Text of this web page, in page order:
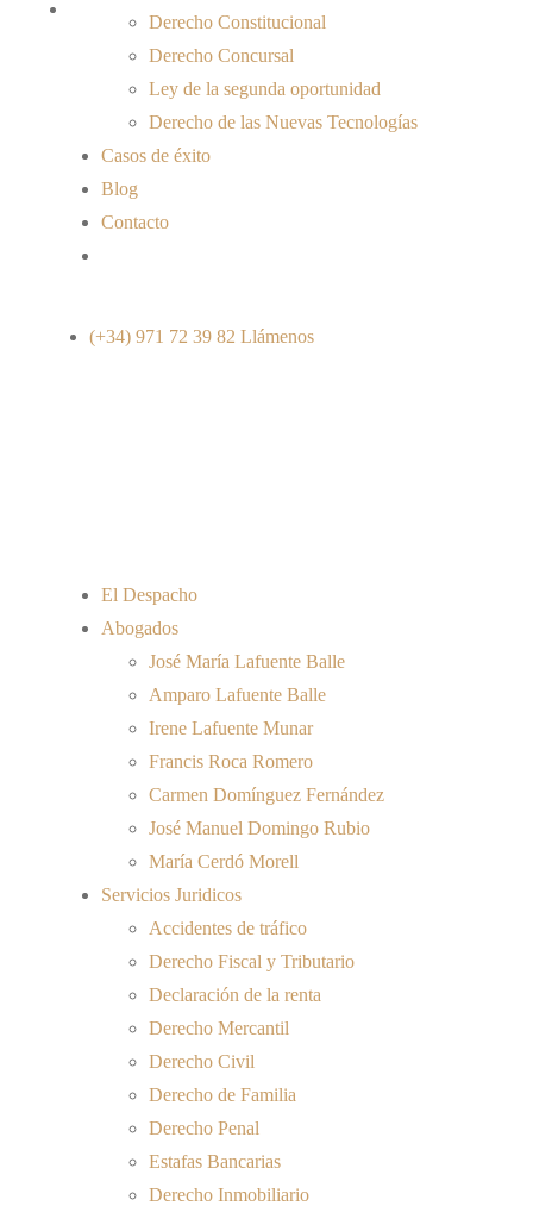
Derecho Constitucional
Derecho Concursal
Ley de la segunda oportunidad
Derecho de las Nuevas Tecnologías
Casos de éxito
Blog
Contacto
(+34) 971 72 39 82 Llámenos
El Despacho
Abogados
José María Lafuente Balle
Amparo Lafuente Balle
Irene Lafuente Munar
Francis Roca Romero
Carmen Domínguez Fernández
José Manuel Domingo Rubio
María Cerdó Morell
Servicios Juridicos
Accidentes de tráfico
Derecho Fiscal y Tributario
Declaración de la renta
Derecho Mercantil
Derecho Civil
Derecho de Familia
Derecho Penal
Estafas Bancarias
Derecho Inmobiliario